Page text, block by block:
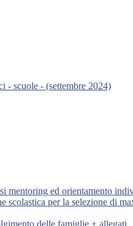
- scuole - (settembre 2024)
mentoring ed orientamento
scolastica per la selezione di